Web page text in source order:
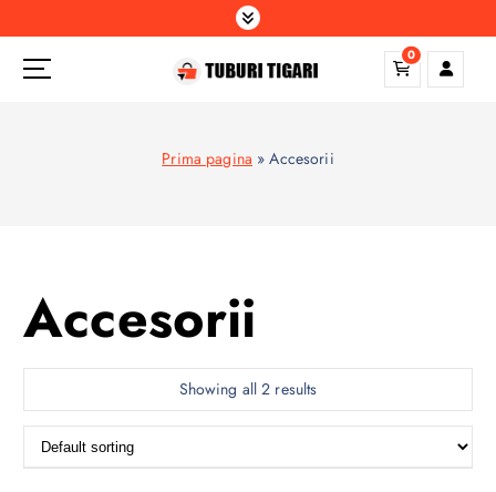
k
0
Prima pagina »Accesorii
Accesorii
Showing all 2 results